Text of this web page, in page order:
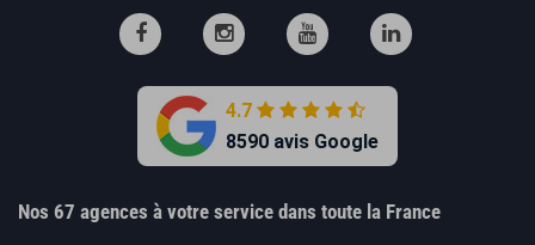
4.7
8590 avis Google
Nos 67 agences à votre service dans toute la France